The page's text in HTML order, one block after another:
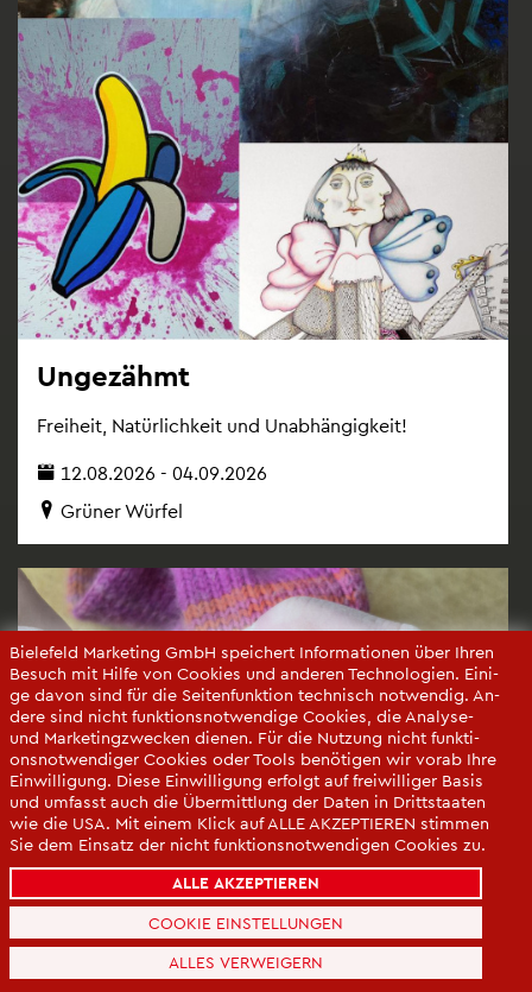
Un­ge­zähmt
Frei­heit, Na­tür­lich­keit und Un­ab­hän­gig­keit!
12.08.2026 - 04.09.2026
Grü­ner Wür­fel
Bie­le­feld Mar­ke­ting GmbH spei­chert In­for­ma­tio­nen über Ihren
Be­such mit Hilfe von Coo­kies und an­de­ren Tech­no­lo­gi­en. Ei­ni­
ge davon sind für die Sei­ten­funk­ti­on tech­nisch not­wen­dig. An­
de­re sind nicht funk­ti­ons­not­wen­di­ge Coo­kies, die Ana­ly­se-
und Mar­ke­ting­zwe­cken die­nen. Für die Nut­zung nicht funk­ti­
ons­not­wen­di­ger Coo­kies oder Tools be­nö­ti­gen wir vorab Ihre
Ein­wil­li­gung. Diese Ein­wil­li­gung er­folgt auf frei­wil­li­ger Basis
und um­fasst auch die Über­mitt­lung der Daten in Dritt­staa­ten
wie die USA. Mit einem Klick auf ALLE AK­ZEP­TIE­REN stim­men
Sie dem Ein­satz der nicht funk­ti­ons­not­wen­di­gen Coo­kies zu.
Sie kön­nen Ihre Ein­wil­li­gung über die COO­KIE-EIN­STEL­LUN­
GEN je­der­zeit än­dern oder mit Wir­kung für die Zu­kunft wi­der­
ru­fen.
Da­ten­schut­z­er­klä­rung
COOKIE EINSTELLUNGEN
ALLES VERWEIGERN
ALLE AKZEPTIEREN